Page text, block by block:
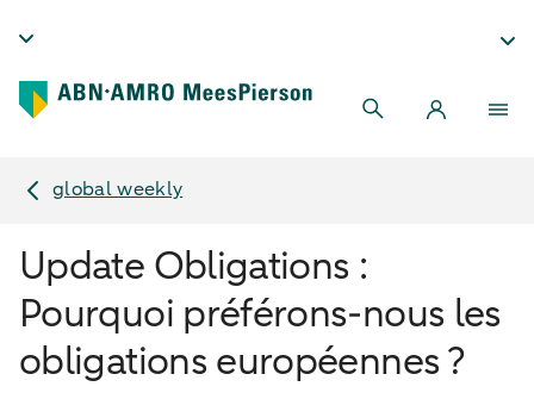
global weekly
Update Obligations :
Pourquoi préférons-nous les
obligations européennes ?